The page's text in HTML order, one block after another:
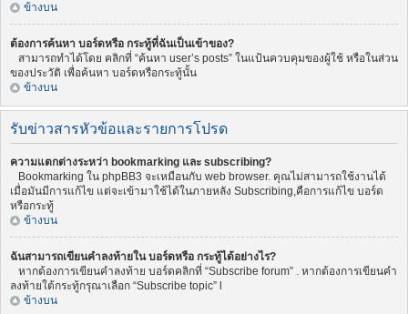
ข้างบน
ต้องการค้นหา บอร์ดหรือ กระทู้ที่ฉันเป็นเข้าของ?
สามารถทำได้โดย คลิกที่ “ค้นหา user’s posts” ในแป้นควบคุมของผู้ใช้ หรือในส่วน
ของประวัติ เพื่อค้นหา บอร์ดหรือกระทู้นั้น
ข้างบน
รับข่าวสารหัวข้อและรายการโปรด
ความแตกต่างระหว่า bookmarking และ subscribing?
Bookmarking ใน phpBB3 จะเหมือนกับ web browser. คุณไม่สามารถใช้งานได้
เมื่อมันมีการแก้ไข แต่จะเข้ามาใช้ได้ในภายหลัง Subscribing,คือการแก้ไข บอร์ด
หรือกระทู้
ข้างบน
ฉันสามารถเขียนคำลงท้ายใน บอร์ดหรือ กระทู้ได้อย่างไร?
หากต้องการเขียนคำลงท้าย บอร์ดคลิกที่ “Subscribe forum” . หากต้องการเขียนคำ
ลงท้ายใต้กระทู้กรุณาเลือก “Subscribe topic” l
ข้างบน